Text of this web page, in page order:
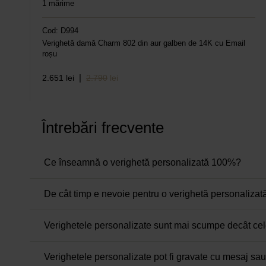
1 mărime
Cod: D994
Verighetă damă Charm 802 din aur galben de 14K cu Email
roșu
2.651 lei | 2.790 lei
Întrebări frecvente
Ce înseamnă o verighetă personalizată 100%?
De cât timp e nevoie pentru o verighetă
Verighetele personalizate sunt mai scumpe decât
Verighetele personalizate pot fi gravate cu mesaj